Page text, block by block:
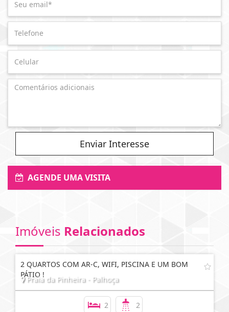
Enviar Interesse
AGENDE UMA VISITA
Imóveis Relacionados
2 QUARTOS COM AR-C, WIFI, PISCINA E UM BOM
PÁTIO !
Praia da Pinheira - Palhoça
2 2